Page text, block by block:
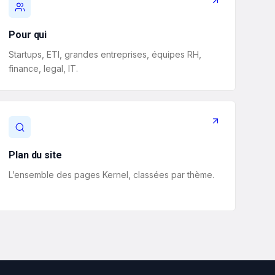
Pour qui
Startups, ETI, grandes entreprises, équipes RH,
finance, legal, IT.
Plan du site
L’ensemble des pages Kernel, classées par thème.